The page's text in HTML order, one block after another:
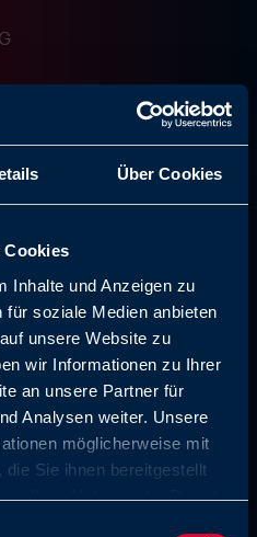
Über Cookies
Cookies
Inhalte und Anzeigen zu
soziale Medien anbieten
unsere Website zu
wir Informationen zu Ihrer
an unsere Partner für
Analysen weiter. Unsere
möglicherweise mit
Sie ihnen bereitgestellt
Ihrer Nutzung der Dienste